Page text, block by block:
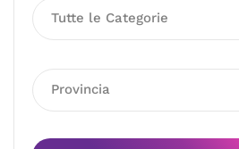
Tutte le Categorie
Provincia